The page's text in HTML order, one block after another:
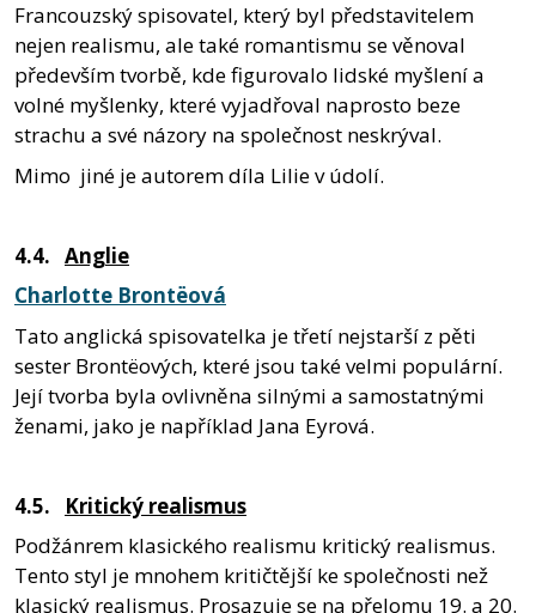
Francouzský spisovatel, který byl představitelem
nejen realismu, ale také romantismu se věnoval
především tvorbě, kde figurovalo lidské myšlení a
volné myšlenky, které vyjadřoval naprosto beze
strachu a své názory na společnost neskrýval.
Mimo jiné je autorem díla Lilie v údolí.
4.4. Anglie
Charlotte Brontëová
Tato anglická spisovatelka je třetí nejstarší z pěti
sester Brontëových, které jsou také velmi populární.
Její tvorba byla ovlivněna silnými a samostatnými
ženami, jako je například Jana Eyrová.
4.5. Kritický realismus
Podžánrem klasického realismu kritický realismus.
Tento styl je mnohem kritičtější ke společnosti než
klasický realismus. Prosazuje se na přelomu 19. a 20.